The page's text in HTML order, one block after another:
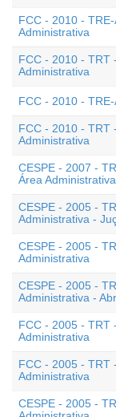
FCC - 2010 -
Administrativa
FCC - 2010 - TRT
Administrativa
FCC - 2010 -
FCC - 2010 - TRT
Administrativa
CESPE - 2007 -
Área Administrativa
CESPE - 2005 -
Administrativa -
CESPE - 2005 -
Administrativa
CESPE - 2005 -
Administrativa -
FCC - 2005 - TRT
Administrativa
FCC - 2005 - TRT
Administrativa
CESPE - 2005 -